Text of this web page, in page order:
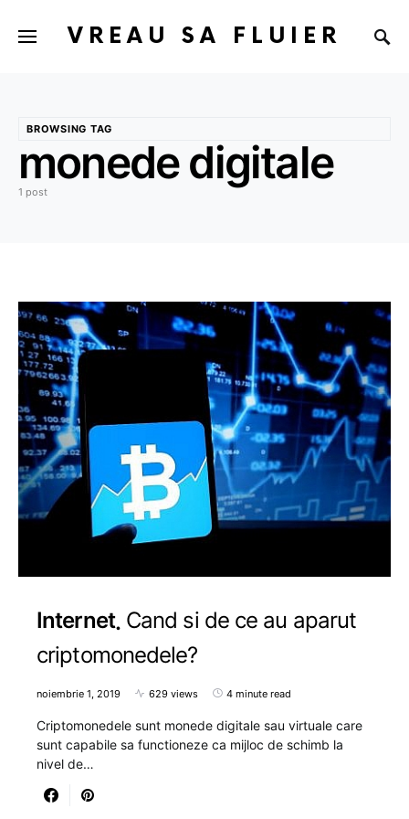
VREAU SA FLUIER
BROWSING TAG
monede digitale
1 post
Internet Cand si de ce au aparut
criptomonedele?
noiembrie 1, 2019 629 views 4 minute read
Criptomonedele sunt monede digitale sau virtuale care
sunt capabile sa functioneze ca mijloc de schimb la
nivel de…